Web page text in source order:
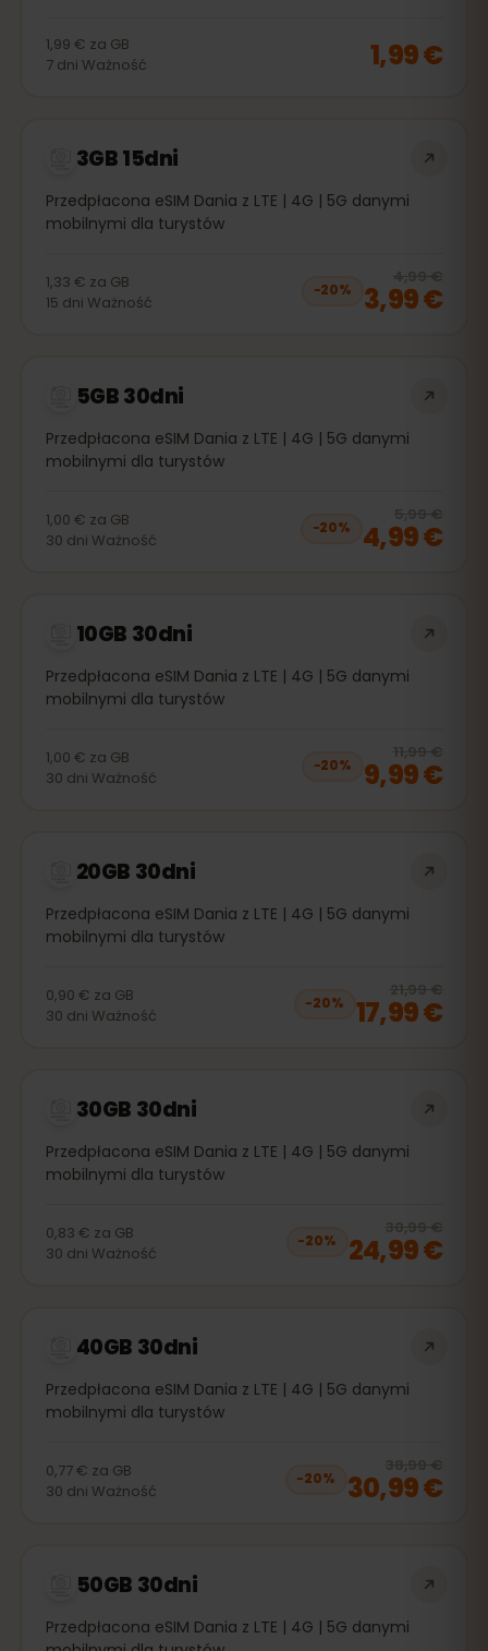
1,99 € za GB
7 dni Ważność 1,99 €
3GB 15dni
Przedpłacona eSIM Dania z LTE | 4G | 5G danymi
mobilnymi dla turystów
1,33 € za GB
15 dni Ważność
−20%
4,99 €
3,99 €
5GB 30dni
Przedpłacona eSIM Dania z LTE | 4G | 5G danymi
mobilnymi dla turystów
1,00 € za GB
30 dni Ważność
−20%
5,99 €
4,99 €
10GB 30dni
Przedpłacona eSIM Dania z LTE | 4G | 5G danymi
mobilnymi dla turystów
1,00 € za GB
30 dni Ważność
−20%
11,99 €
9,99 €
20GB 30dni
Przedpłacona eSIM Dania z LTE | 4G | 5G danymi
mobilnymi dla turystów
0,90 € za GB
30 dni Ważność
−20%
21,99 €
17,99 €
30GB 30dni
Przedpłacona eSIM Dania z LTE | 4G | 5G danymi
mobilnymi dla turystów
0,83 € za GB
30 dni Ważność
−20%
30,99 €
24,99 €
40GB 30dni
Przedpłacona eSIM Dania z LTE | 4G | 5G danymi
mobilnymi dla turystów
0,77 € za GB
30 dni Ważność
−20%
38,99 €
30,99 €
50GB 30dni
Przedpłacona eSIM Dania z LTE | 4G | 5G danymi